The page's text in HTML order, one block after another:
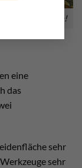
Produkten!
eine
das
sehr
sehr